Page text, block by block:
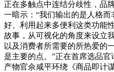
正在多触点中连结分歧性，品
一暗示：“我们输出的是人格
好、利用起来多便利这类功能
故事，从可视化的角度来设立
以及消费者所需要的所热爱的
是主要的点。”正在首席选品
产物官佘咸平环绕《商品即计